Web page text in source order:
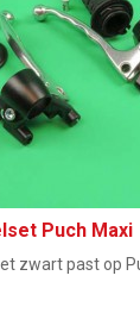
Puch Maxi
zwart past op